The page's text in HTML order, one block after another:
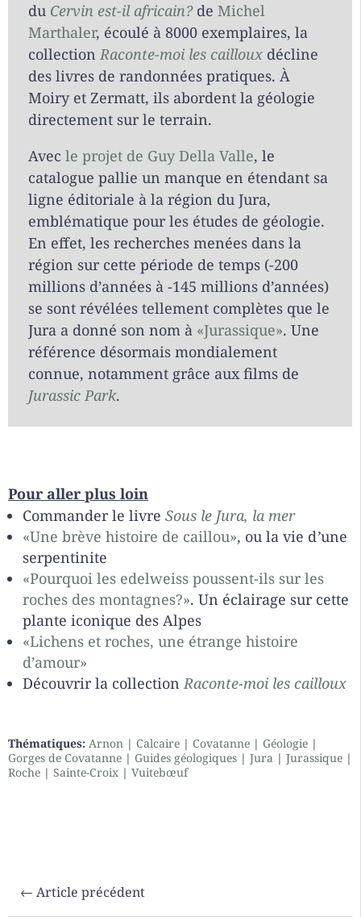
du Cervin est-il africain? de Michel
Marthaler, écoulé à 8000 exemplaires, la
collectionRaconte-moi les cailloux décline
des livres de randonnées pratiques. À
Moiry et Zermatt, ils abordent la géologie
directement sur le terrain.
Avec le projet de Guy Della Valle, le
catalogue pallie un manque en étendant sa
ligne éditoriale à la région du Jura,
emblématique pour les études de géologie.
En effet, les recherches menées dans la
région sur cette période de temps (-200
millions d’années à -145 millions d’années)
se sont révélées tellement complètes que le
Jura a donné son nom à «Jurassique». Une
référence désormais mondialement
connue, notamment grâce aux films de
Jurassic Park.
Pour aller plus loin
Commander le livre Sous le Jura, la mer
«Une brève histoire de caillou», ou la vie d’une
serpentinite
«Pourquoi les edelweiss poussent-ils sur les
roches des montagnes?». Un éclairage sur cette
plante iconique des Alpes
«Lichens et roches, une étrange histoire
d’amour»
Découvrir la collectionRaconte-moi les cailloux
Thématiques: Arnon | Calcaire | Covatanne | Géologie |
Gorges de Covatanne | Guides géologiques | Jura | Jurassique |
Roche | Sainte-Croix | Vuitebœuf
← Article précédent